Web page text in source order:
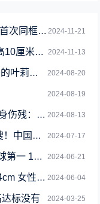
2024-11-21
个头相差近3倍
2024-11-13
始给孩子卷身高
2024-08-20
慨才14岁
2024-08-19
2024-08-13
切勿尝试
2024-07-17
：你达标没
2024-06-21
175.7厘米
2024-06-04
死亡率最低
2024-03-25
标没有